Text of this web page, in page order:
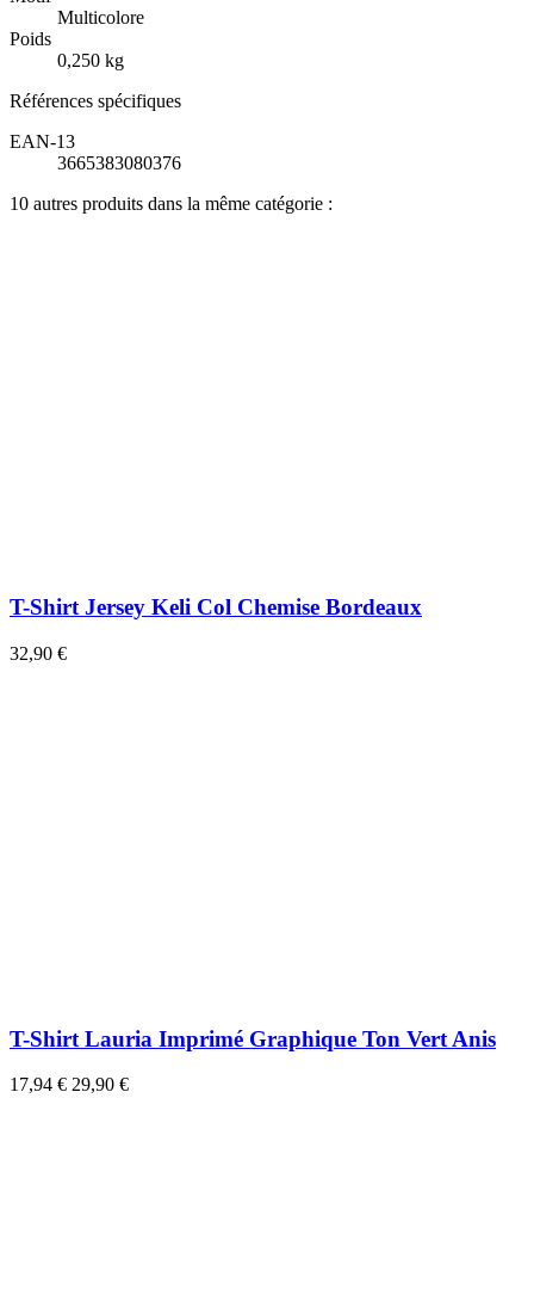
Multicolore
Poids
0,250 kg
Références spécifiques
EAN-13
3665383080376
10 autres produits dans la même catégorie :
T-Shirt Jersey Keli Col Chemise Bordeaux
32,90 €
T-Shirt Lauria Imprimé Graphique Ton Vert Anis
17,94 € 29,90 €